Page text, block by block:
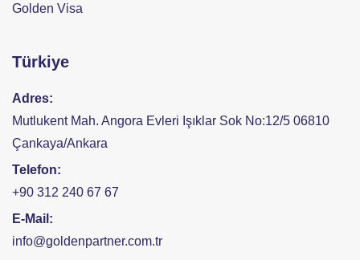
Golden Visa
Türkiye
Adres:
Mutlukent Mah. Angora Evleri Işıklar Sok No:12/5 06810
Çankaya/Ankara
Telefon:
+90 312 240 67 67
E-Mail:
info@goldenpartner.com.tr